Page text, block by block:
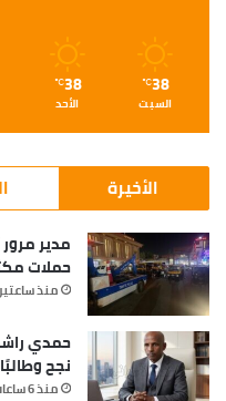
38
℃
السبت
38
℃
الأحد
الأخيرة
مدير
حملات
منذ
حمدي
نجح
منذ 6 ساعات